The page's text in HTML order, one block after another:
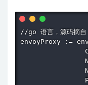
//go 语言，源码摘
envoyProxy :=